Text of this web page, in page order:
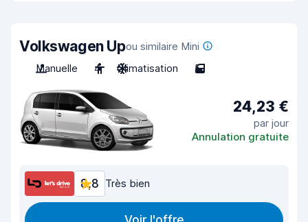
Volkswagen Upou similaire Mini
Manuelle
4 Climatisation 5
24,23 €
par jour
Annulation gratuite
8,8 Très bien